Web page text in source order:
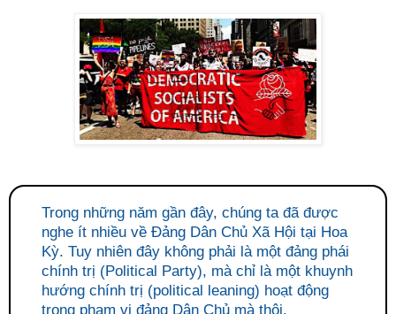
Trong những năm gần đây, chúng ta đã được
nghe ít nhiều về Đảng Dân Chủ Xã Hội tại Hoa
Kỳ. Tuy nhiên đây không phải là một đảng phái
chính trị (Political Party), mà chỉ là một khuynh
hướng chính trị (political leaning) hoạt động
trong phạm vi đảng Dân Chủ mà thôi.